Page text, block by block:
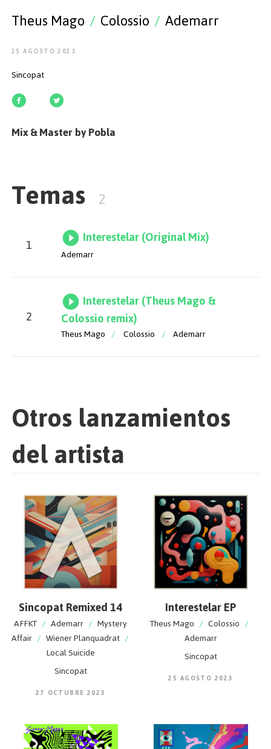
Theus Mago / Colossio / Ademarr
25 AGOSTO 2023
Sincopat
Mix & Master by Pobla
Temas 2
1 Interestelar (Original Mix)
Ademarr
2
Interestelar (Theus Mago &
Colossio remix)
Theus Mago / Colossio / Ademarr
Otros lanzamientos
del artista
Sincopat Remixed 14
AFFKT / Ademarr / Mystery
Affair / Wiener Planquadrat /
Local Suicide
Sincopat
27 OCTUBRE 2023
Interestelar EP
Theus Mago / Colossio /
Ademarr
Sincopat
25 AGOSTO 2023